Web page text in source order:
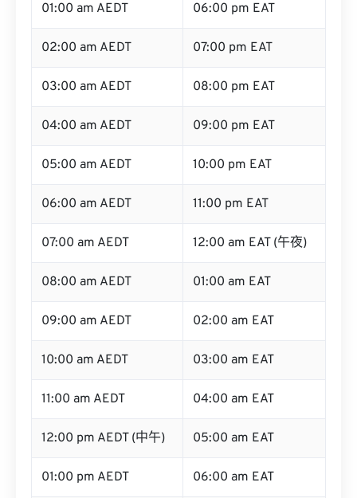
01:00 am AEDT 06:00 pm EAT
02:00 am AEDT 07:00 pm EAT
03:00 am AEDT 08:00 pm EAT
04:00 am AEDT 09:00 pm EAT
05:00 am AEDT 10:00 pm EAT
06:00 am AEDT 11:00 pm EAT
07:00 am AEDT 12:00 am EAT (午夜)
08:00 am AEDT 01:00 am EAT
09:00 am AEDT 02:00 am EAT
10:00 am AEDT 03:00 am EAT
11:00 am AEDT 04:00 am EAT
12:00 pm AEDT (中午) 05:00 am EAT
01:00 pm AEDT 06:00 am EAT